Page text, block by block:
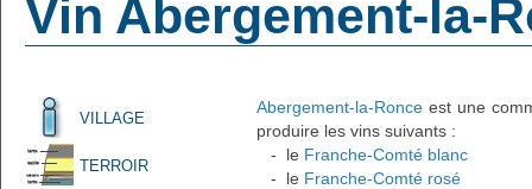
Vin Abergement-la-
VILLAGE
TERROIR
Abergement-la-Ronce est une
produire les vins suivants :
- le Franche-Comté blanc
- le Franche-Comté rosé